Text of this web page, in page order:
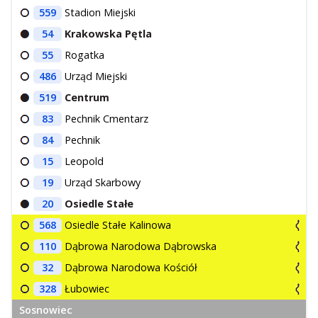
559
Stadion Miejski
54
Krakowska Pętla
55
Rogatka
486
Urząd Miejski
519
Centrum
83
Pechnik Cmentarz
84
Pechnik
15
Leopold
19
Urząd Skarbowy
20
Osiedle Stałe
568
Osiedle Stałe Kalinowa
110
Dąbrowa Narodowa Dąbrowska
32
Dąbrowa Narodowa Kościół
328
Łubowiec
Sosnowiec